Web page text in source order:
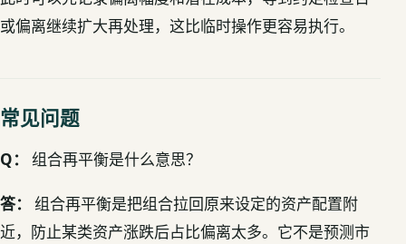
或偏离继续扩大再处理，这比临时操作更容易执行。
常见问题
Q： 组合再平衡是什么意思？
答：
组合再平衡是把组合拉回原来设定的资产配置附
近，防止某类资产涨跌后占比偏离太多。它不是预测市